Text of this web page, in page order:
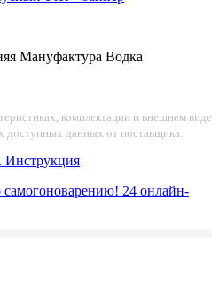
Мануфактура Водка
комплектации и внешнем виде
доступных данных от поставщика.
Инструкция
24 онлайн-